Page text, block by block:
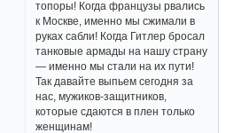
топоры! Когда французы рвались
к Москве, именно мы сжимали в
руках сабли! Когда Гитлер бросал
танковые армады на нашу страну
— именно мы стали на их пути!
Так давайте выпьем сегодня за
нас, мужиков-защитников,
которые сдаются в плен только
женщинам!